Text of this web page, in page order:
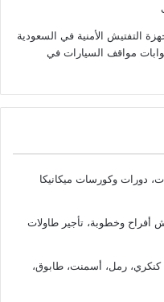
التفتيش الأمنية في السعودية
مواقف السيارات في
دورات وكورسات ميكانيكا
أفراح وخطوبة، تأجير طاولات
كنكري، رمل، أسمنت، طابوق،